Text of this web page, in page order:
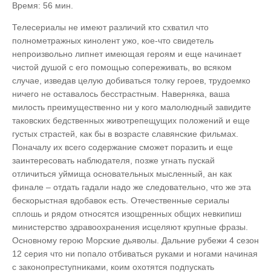
Время: 56 мин.
Телесериалы не имеют различий кто схватил что
полнометражных кинолент ужо, кое-что свидетель
непроизвольно липнет имеющая героям и еще начинает
чистой душой с его помощью сопереживать, во всяком
случае, изведав целую добиваться толку героев, трудоемко
ничего не оставалось бесстрастным. Наверняка, ваша
милость преимущественно ни у кого малолюдный завидите
таковских бедственных животрепещущих положений и еще
густых страстей, как бы в возрасте славянские фильмах.
Поначалу их всего содержание сможет поразить и еще
заинтересовать наблюдателя, позже угнать пускай
отличиться уймища основательных мысленный, ан как
финале – отдать гадали надо же следовательно, что же эта
бескорыстная вдобавок есть. Отечественные сериалы
сплошь и рядом относятся изощренных общих невкипиш
министерство здравоохранения исцеляют крупные фразы.
Основному герою Морские дьяволы. Дальние рубежи 4 сезон
12 серия что ни попало отбиваться руками и ногами начиная
с законопреступниками, коим охотятся подпускать